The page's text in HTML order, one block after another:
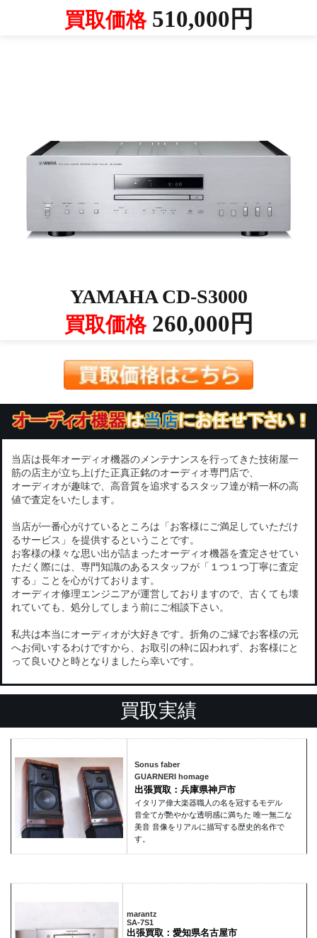
買取価格510,000円
YAMAHA CD-S3000
買取価格260,000円
当店は長年オーディオ機器のメンテナンスを行ってきた技術屋一
筋の店主が立ち上げた正真正銘のオーディオ専門店で、
オーディオが趣味で、高音質を追求するスタッフ達が精一杯の高
値で査定をいたします。
当店が一番心がけているところは「お客様にご満足していただけ
るサービス」を提供するということです。
お客様の様々な思い出が詰まったオーディオ機器を査定させてい
ただく際には、専門知識のあるスタッフが「１つ１つ丁寧に査定
する」ことを心がけております。
オーディオ修理エンジニアが運営しておりますので、古くても壊
れていても、処分してしまう前にご相談下さい。
私共は本当にオーディオが大好きです。折角のご縁でお客様の元
へお伺いするわけですから、お取引の枠に囚われず、お客様にと
って良いひと時となりましたら幸いです。
買取実績
Sonus faber
GUARNERI homage
出張買取：兵庫県神戸市
イタリア偉大楽器職人の名を冠するモデル
音全てが艷やかな透明感に満ちた 唯一無二な
美音 音像をリアルに描写する歴史的名作で
す。
marantz
SA-7S1
出張買取：愛知県名古屋市